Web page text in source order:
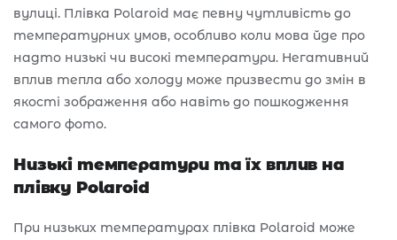
вулиці. Плівка Polaroid має певну чутливість до
температурних умов, особливо коли мова йде про
надто низькі чи високі температури. Негативний
вплив тепла або холоду може призвести до змін в
якості зображення або навіть до пошкодження
самого фото.
Низькі температури та їх вплив на
плівку Polaroid
При низьких температурах плівка Polaroid може